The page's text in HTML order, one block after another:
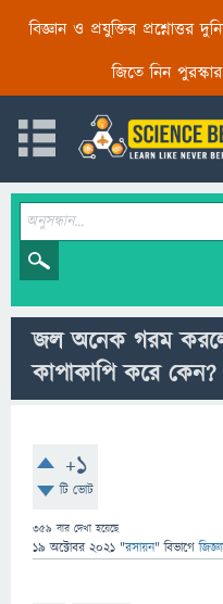
বিজ্ঞান ও প্রযুক্তির প্রশ্নোত্তর
জিতে নিন
জল অনেক গরম
কাপাকাপি করে কেন?
+1
টি ভোট
359 বার দেখা হয়েছে
19 অক্টোবর 2021 "রসায়ন" বিভাগে